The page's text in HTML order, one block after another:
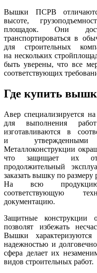
Вышки ПСРВ
высоте,
площадок. Они
транспортироваться в
для строительных
на нескольких
быть уверены, что все
соответствующих
Где купить
Авер специализируется
для выполнения
изготавливаются в
и утвержденными
Металлоконструкции
что защищает их от
продолжительный
заказать вышку по
На всю продукцию
соответствующую
документацию.
Защитные конструкции
позволят избежать
Вышки характеризуются
надежностью и
сфера делает их
видов строительных работ.